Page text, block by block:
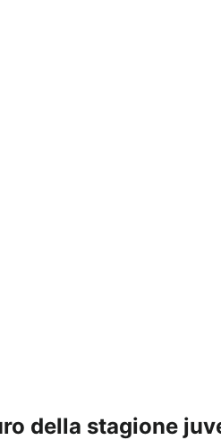
della stagione